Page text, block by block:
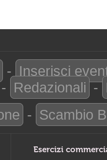
- Inserisci
Redazionali -
- Scambio
Esercizi